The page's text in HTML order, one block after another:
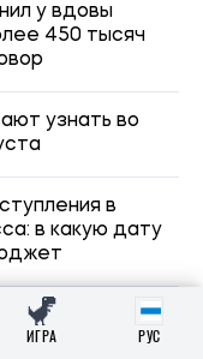
Сети
узнают
почему
найти кадры, а
персонажей
ИГРА РУС